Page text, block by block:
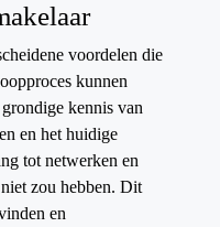
voordelen die
kunnen
kennis van
en het huidige
tot netwerken en
zou hebben. Dit
en